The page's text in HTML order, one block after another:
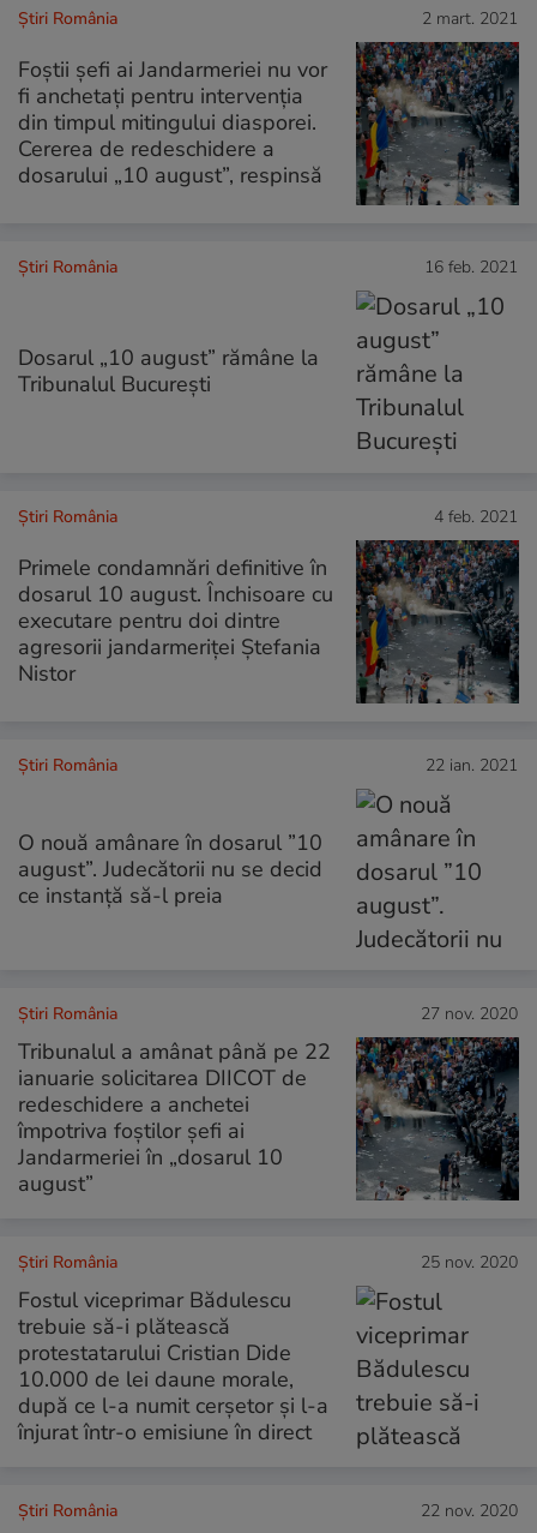
Știri România 2 mart. 2021
Foștii șefi ai Jandarmeriei nu vor
fi anchetați pentru intervenția
din timpul mitingului diasporei.
Cererea de redeschidere a
dosarului „10 august”, respinsă
Știri România 16 feb. 2021
Dosarul „10 august” rămâne la
Tribunalul București
Știri România 4 feb. 2021
Primele condamnări definitive în
dosarul 10 august. Închisoare cu
executare pentru doi dintre
agresorii jandarmeriței Ștefania
Nistor
Știri România 22 ian. 2021
O nouă amânare în dosarul ”10
august”. Judecătorii nu se decid
ce instanță să-l preia
Știri România 27 nov. 2020
Tribunalul a amânat până pe 22
ianuarie solicitarea DIICOT de
redeschidere a anchetei
împotriva foştilor şefi ai
Jandarmeriei în „dosarul 10
august”
Știri România 25 nov. 2020
Fostul viceprimar Bădulescu
trebuie să-i plătească
protestatarului Cristian Dide
10.000 de lei daune morale,
după ce l-a numit cerșetor și l-a
înjurat într-o emisiune în direct
Știri România 22 nov. 2020